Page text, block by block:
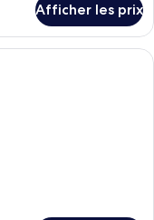
Afficher les prix
d’hôtel avec une tête